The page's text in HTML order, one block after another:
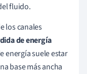
fluido.
los canales
de energía
energía suele estar
base más ancha